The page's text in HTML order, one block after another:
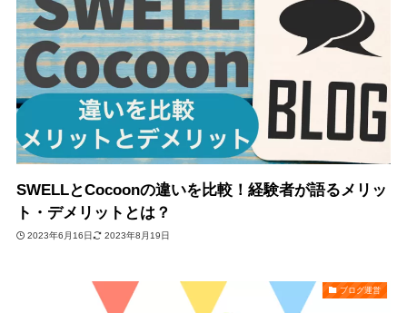
SWELLとCocoonの違いを比較！経験者が語るメリッ
ト・デメリットとは？
2023年6月16日 2023年8月19日
ブログ運営